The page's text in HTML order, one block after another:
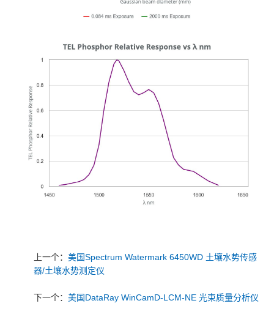
上一个： 美国Spectrum Watermark 6450WD 土壤水势传感
器/土壤水势测定仪
下一个： 美国DataRay WinCamD-LCM-NE 光束质量分析仪